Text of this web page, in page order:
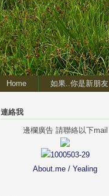
Home 如果..你是新朋友
連絡我
邊欄廣告 請聯絡以下mail
About.me / Yealing